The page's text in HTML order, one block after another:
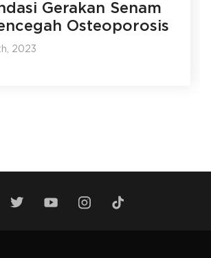
Gerakan Senam
Osteoporosis
2023